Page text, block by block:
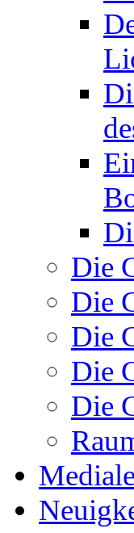
Die
Die
Die
Die
Die